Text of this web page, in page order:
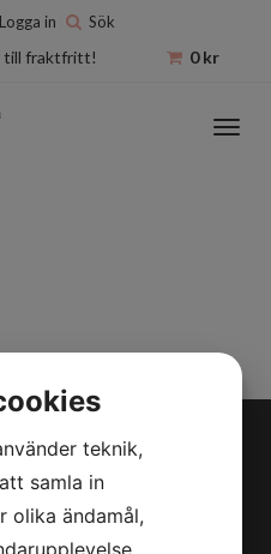
Logga in Sök
0kr
till fraktfritt!
teknik,
samla in
olika ändamål,